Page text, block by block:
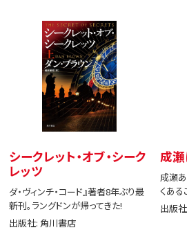
シークレット・オブ・シーク
レッツ
ダ・ヴィンチ・コード』著者8年ぶり最
新刊。ラングドンが帰ってきた!
出版社: 角川書店
成
成瀬
くあ
出版